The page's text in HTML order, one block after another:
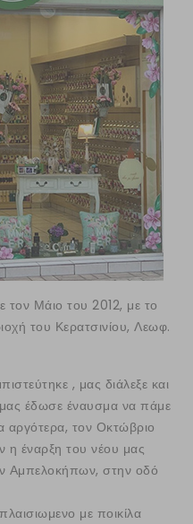
τον Μάιο του 2012, με το
του Κερατσινίου, Λεωφ.
, μας διάλεξε και
έδωσε έναυσμα να πάμε
αργότερα, τον Οκτώβριο
η έναρξη του νέου μας
Αμπελοκήπων, στην οδό
με ποικίλα